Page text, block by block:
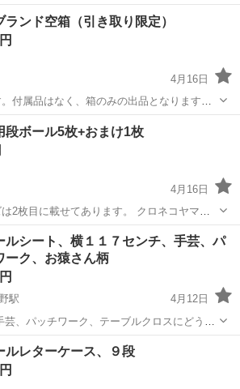
願いいたします。
野木駅 ラッピング用品
ランド空箱（引き取り限定）
4月16日
付属品はなく、箱のみの出品となります。
コレクションや保管用にいかがでしょう
ける方限定で、価格は1000円です。
駅 ラッピング用品 空箱
段ボール5枚+おまけ1枚
4月16日
2枚目に載せてあります。 クロネコヤマト
がおまけでお付けします。
ピング用品 クロネコヤマト
ルシート、横１１７センチ、手芸、パ
ーク、お猿さん柄
駅
4月12日
ぞ、 結構なメーター数あります、 画像でご確認ください、
西那須野駅 ラッピング用品
ルレターケース、９段